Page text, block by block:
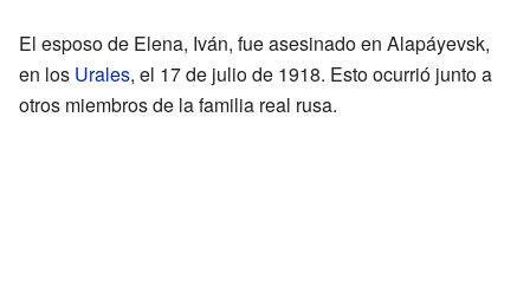
El esposo de Elena, Iván, fue asesinado en Alapáyevsk,
en los Urales, el 17 de julio de 1918. Esto ocurrió junto a
otros miembros de la familia real rusa.